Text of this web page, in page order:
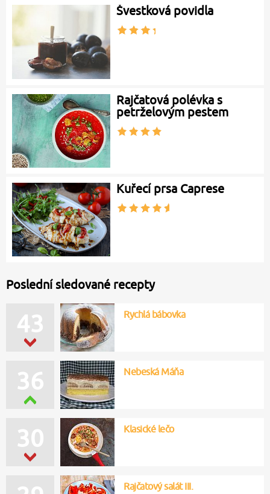
Švestková povidla
Rajčatová polévka s
petrželovým pestem
Kuřecí prsa Caprese
Poslední sledované recepty
43 Rychlá bábovka
36 Nebeská Máňa
Rajčatový salát III.
30 Klasické lečo